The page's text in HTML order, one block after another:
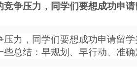
竞争压力，同学们要想成功申
压力，同学们要想成功申请留
些总结：早规划、早行动、准